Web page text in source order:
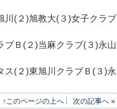
川(２)旭教大(３)女子クラ
ブＢ(２)当麻クラブ(３)永
ス(２)東旭川クラブＢ(３)
↑このページの上へ 次の記事へ »